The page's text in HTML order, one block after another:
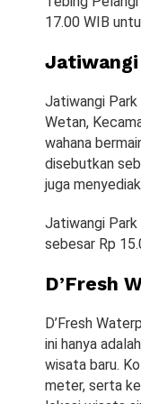
17.00 WIB
Jatiwangi
Jatiwangi
Wetan,
wahana
disebutkan
juga
Jatiwangi Park
sebesar Rp
D’Fresh
D’Fresh
ini hanya
wisata baru.
meter, serta